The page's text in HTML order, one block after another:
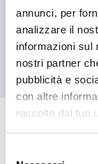
annunci, per
analizzare il
informazioni sul
nostri partner
pubblicità e
con altre
raccolto dal tuo